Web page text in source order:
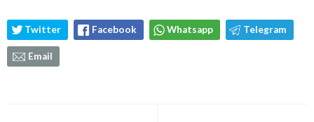
Twitter Facebook Whatsapp Telegram
Email